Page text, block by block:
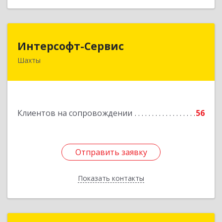
Интерсофт-Сервис
Шахты
Клиентов на сопровождении 56
Отправить заявку
Показать контакты
346480, Ростовская обл, Шахты г, Советская ул,
Отправить заявку
Назад